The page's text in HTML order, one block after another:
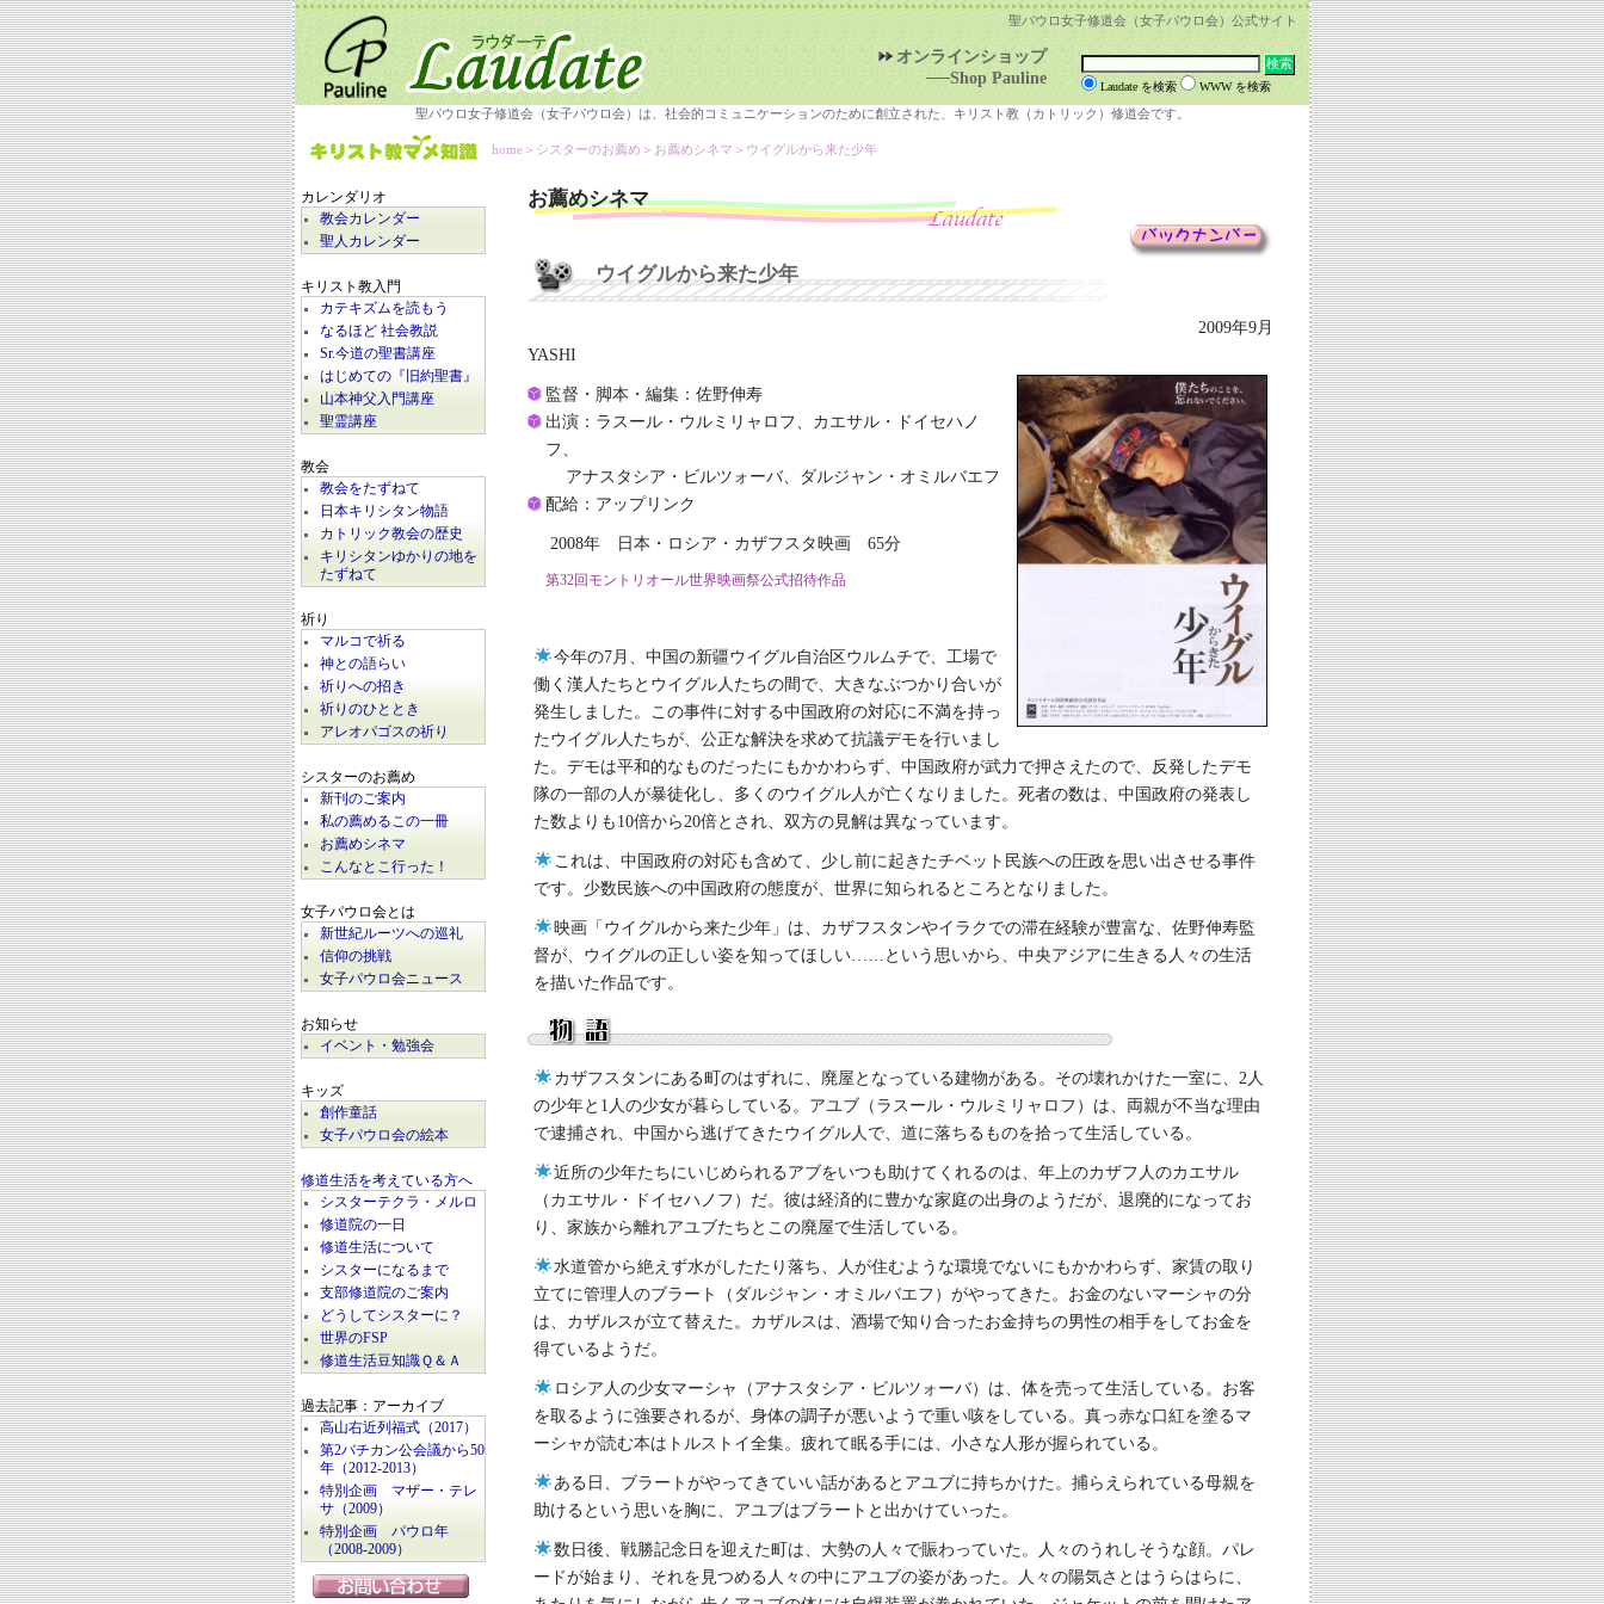
聖パウロ女子修道会（女子パウロ会）公式サイト
オンラインショップ
──Shop Pauline
Laudate を検索 WWW を検索
聖パウロ女子修道会（女子パウロ会）は、社会的コミュニケーションのために創立された、キリスト教（カトリック）修道会です。
カレンダリオ
教会カレンダー
聖人カレンダー
キリスト教入門
カテキズムを読もう
なるほど 社会教説
Sr.今道の聖書講座
はじめての『旧約聖書』
山本神父入門講座
聖霊講座
教会
教会をたずねて
日本キリシタン物語
カトリック教会の歴史
キリシタンゆかりの地を
たずねて
祈り
マルコで祈る
神との語らい
祈りへの招き
祈りのひととき
アレオパゴスの祈り
シスターのお薦め
新刊のご案内
私の薦めるこの一冊
お薦めシネマ
こんなとこ行った！
女子パウロ会とは
新世紀ルーツへの巡礼
信仰の挑戦
女子パウロ会ニュース
お知らせ
イベント・勉強会
キッズ
創作童話
女子パウロ会の絵本
修道生活を考えている方へ
シスターテクラ・メルロ
修道院の一日
修道生活について
シスターになるまで
支部修道院のご案内
どうしてシスターに？
世界のFSP
修道生活豆知識Ｑ＆Ａ
過去記事：アーカイブ
高山右近列福式（2017）
第2バチカン公会議から50
年（2012-2013）
特別企画 マザー・テレ
サ（2009）
特別企画 パウロ年
（2008-2009）
home ＞シスターのお薦め＞ お薦めシネマ ＞ウイグルから来た少年
お薦めシネマ
ウイグルから来た少年
2009年9月
YASHI
監督・脚本・編集：佐野伸寿
出演：ラスール・ウルミリャロフ、カエサル・ドイセハノ
フ、
アナスタシア・ビルツォーバ、ダルジャン・オミルバエフ
配給：アップリンク
2008年 日本・ロシア・カザフスタ映画 65分
第32回モントリオール世界映画祭公式招待作品
今年の7月、中国の新疆ウイグル自治区ウルムチで、工場で
働く漢人たちとウイグル人たちの間で、大きなぶつかり合いが
発生しました。この事件に対する中国政府の対応に不満を持っ
たウイグル人たちが、公正な解決を求めて抗議デモを行いまし
た。デモは平和的なものだったにもかかわらず、中国政府が武力で押さえたので、反発したデモ
隊の一部の人が暴徒化し、多くのウイグル人が亡くなりました。死者の数は、中国政府の発表し
た数よりも10倍から20倍とされ、双方の見解は異なっています。
これは、中国政府の対応も含めて、少し前に起きたチベット民族への圧政を思い出させる事件
です。少数民族への中国政府の態度が、世界に知られるところとなりました。
映画「ウイグルから来た少年」は、カザフスタンやイラクでの滞在経験が豊富な、佐野伸寿監
督が、ウイグルの正しい姿を知ってほしい……という思いから、中央アジアに生きる人々の生活
を描いた作品です。
カザフスタンにある町のはずれに、廃屋となっている建物がある。その壊れかけた一室に、2人
の少年と1人の少女が暮らしている。アユブ（ラスール・ウルミリャロフ）は、両親が不当な理由
で逮捕され、中国から逃げてきたウイグル人で、道に落ちるものを拾って生活している。
近所の少年たちにいじめられるアブをいつも助けてくれるのは、年上のカザフ人のカエサル
（カエサル・ドイセハノフ）だ。彼は経済的に豊かな家庭の出身のようだが、退廃的になってお
り、家族から離れアユブたちとこの廃屋で生活している。
水道管から絶えず水がしたたり落ち、人が住むような環境でないにもかかわらず、家賃の取り
立てに管理人のブラート（ダルジャン・オミルバエフ）がやってきた。お金のないマーシャの分
は、カザルスが立て替えた。カザルスは、酒場で知り合ったお金持ちの男性の相手をしてお金を
得ているようだ。
ロシア人の少女マーシャ（アナスタシア・ビルツォーバ）は、体を売って生活している。お客
を取るように強要されるが、身体の調子が悪いようで重い咳をしている。真っ赤な口紅を塗るマ
ーシャが読む本はトルストイ全集。疲れて眠る手には、小さな人形が握られている。
ある日、ブラートがやってきていい話があるとアユブに持ちかけた。捕らえられている母親を
助けるという思いを胸に、アユブはブラートと出かけていった。
数日後、戦勝記念日を迎えた町は、大勢の人々で賑わっていた。人々のうれしそうな顔。パレ
ードが始まり、それを見つめる人々の中にアユブの姿があった。人々の陽気さとはうらはらに、